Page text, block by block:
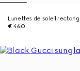
Lunettes de soleil
€ 460